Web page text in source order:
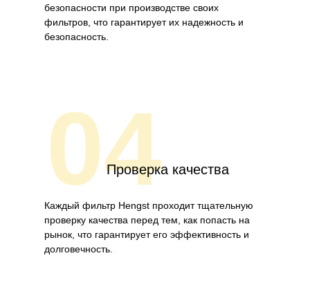
безопасности при производстве своих
фильтров, что гарантирует их надежность и
безопасность.
04Проверка качества
Каждый фильтр Hengst проходит тщательную
проверку качества перед тем, как попасть на
рынок, что гарантирует его эффективность и
долговечность.